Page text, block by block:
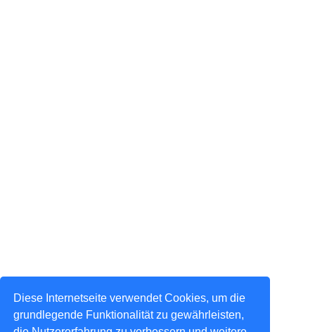
Diese Internetseite verwendet Cookies, um die
grundlegende Funktionalität zu gewährleisten,